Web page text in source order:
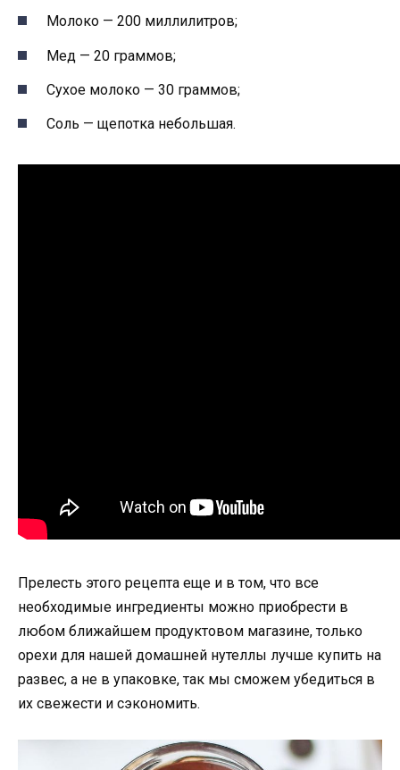
Молоко — 200 миллилитров;
Мед — 20 граммов;
Сухое молоко — 30 граммов;
Соль — щепотка небольшая.
Прелесть этого рецепта еще и в том, что все
необходимые ингредиенты можно приобрести в
любом ближайшем продуктовом магазине, только
орехи для нашей домашней нутеллы лучше купить на
развес, а не в упаковке, так мы сможем убедиться в
их свежести и сэкономить.